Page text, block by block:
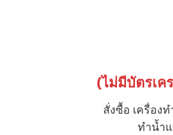
(ไม่มีบัตรเ
สั่งซื้อ เครื่อง
ทำน้ำ